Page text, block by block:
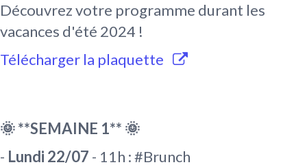
Découvrez votre programme durant les
vacances d'été 2024 !
Télécharger la plaquette
🌞 **SEMAINE 1** 🌞
- Lundi 22/07 - 11h : #Brunch